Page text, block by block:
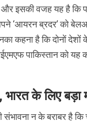
इसकी वजह यह है कि
‘आयरन ब्रदर’ को
कहना है कि दोनों देशों
पाकिस्‍तान को यह
भारत के लिए बड़ा
संभावना न के बराबर है